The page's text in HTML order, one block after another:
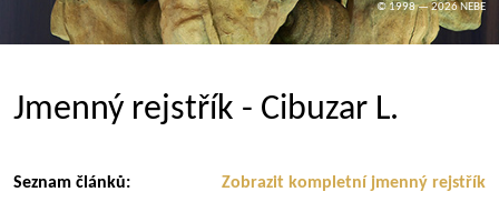
© 1998 — 2026 NEBE
Jmenný rejstřík - Cibuzar L.
Zobrazit kompletní jmenný rejstřík
Seznam článků: